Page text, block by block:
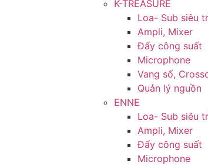
K-TREASURE
Loa- Sub siêu
Ampli, Mixer
Đẩy công suất
Microphone
Vang số,
Quản lý nguồn
ENNE
Loa- Sub siêu
Ampli, Mixer
Đẩy công suất
Microphone